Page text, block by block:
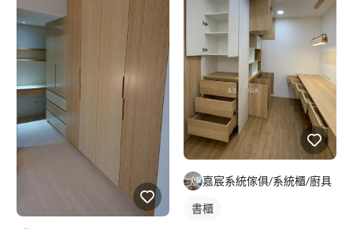
嘉宸系統傢俱/系統櫃/廚具
書櫃